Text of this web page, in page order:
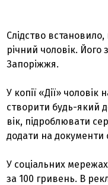
Слідство
річний чоловік.
Запоріжжя.
У копії «Дії»
створити будь-який
вік, підроблювати
додати на документи
У соціальних
за 100 гривень. В